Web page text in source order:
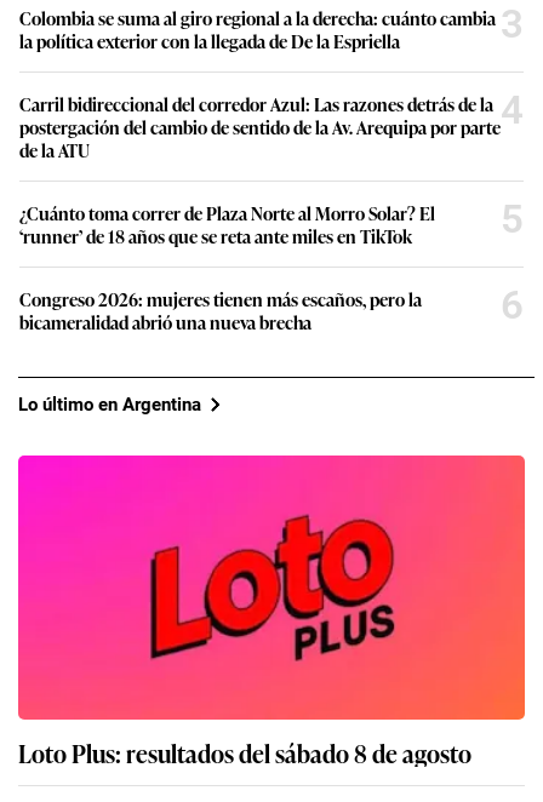
Colombia se suma al giro regional a la derecha: cuánto cambia
la política exterior con la llegada de De la Espriella
3
Carril bidireccional del corredor Azul: Las razones detrás de la
postergación del cambio de sentido de la Av. Arequipa por parte
de la ATU
4
¿Cuánto toma correr de Plaza Norte al Morro Solar? El
‘runner’ de 18 años que se reta ante miles en TikTok
5
Congreso 2026: mujeres tienen más escaños, pero la
bicameralidad abrió una nueva brecha
6
Lo último en Argentina
Loto Plus: resultados del sábado 8 de agosto